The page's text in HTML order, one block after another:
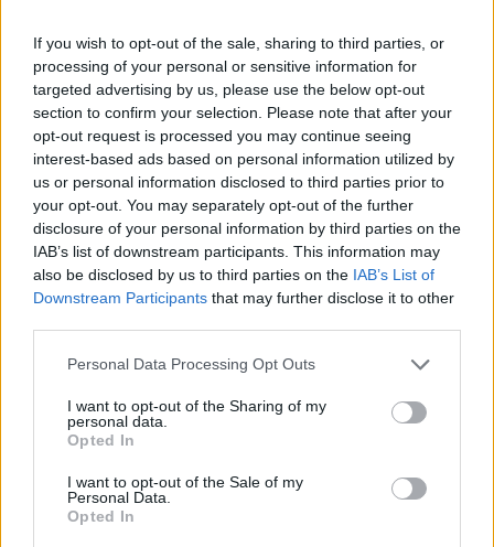
If you wish to opt-out of the sale, sharing to third parties, or
processing of your personal or sensitive information for
targeted advertising by us, please use the below opt-out
section to confirm your selection. Please note that after your
opt-out request is processed you may continue seeing
interest-based ads based on personal information utilized by
us or personal information disclosed to third parties prior to
your opt-out. You may separately opt-out of the further
disclosure of your personal information by third parties on the
IAB’s list of downstream participants. This information may
also be disclosed by us to third parties on the IAB’s List of
Downstream Participants that may further disclose it to other
Personal Data Processing Opt Outs
I want to opt-out of the Sharing of my
personal data.
Opted In
I want to opt-out of the Sale of my
Personal Data.
Opted In
nostra madre aveva preso il virus durante la
riabilitazione. Alla nostra obiezione “ma
allora ci sta dicendo che non pulivate la
palestra e gli attrezzi?” il dottore ha risposto
che questo era escluso, ma che non riusciva a
far rispettare nel reparto l’uso delle
mascherine e non riusciva ad impedire
l’ingresso. Ci informava inoltre di 6 casi tra i
pazienti del reparto tra cui la stessa
compagna di stanza di nostra madre,
trasferita a Magenta».
porte del reparto erano aperte anche quel
pomeriggi che hanno fatto notare al dottore